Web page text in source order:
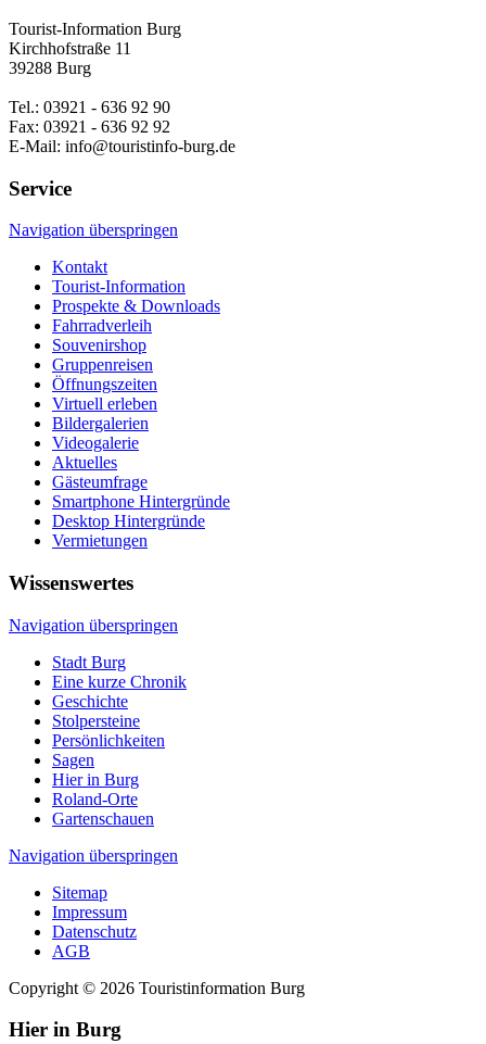
Tourist-Information Burg
Kirchhofstraße 11
39288 Burg
Tel.: 03921 - 636 92 90
Fax: 03921 - 636 92 92
E-Mail: info@touristinfo-burg.de
Service
Navigation überspringen
Kontakt
Tourist-Information
Prospekte & Downloads
Fahrradverleih
Souvenirshop
Gruppenreisen
Öffnungszeiten
Virtuell erleben
Bildergalerien
Videogalerie
Aktuelles
Gästeumfrage
Smartphone Hintergründe
Desktop Hintergründe
Vermietungen
Wissenswertes
Navigation überspringen
Stadt Burg
Eine kurze Chronik
Geschichte
Stolpersteine
Persönlichkeiten
Sagen
Hier in Burg
Roland-Orte
Gartenschauen
Navigation überspringen
Sitemap
Impressum
Datenschutz
AGB
Copyright © 2026 Touristinformation Burg
Hier in Burg